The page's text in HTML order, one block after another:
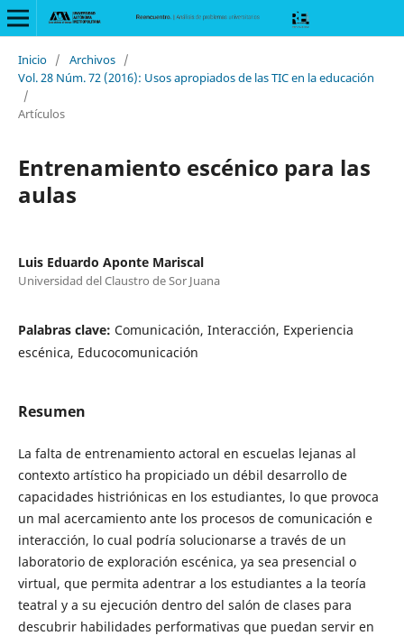
Inicio / Archivos /
Vol. 28 Núm. 72 (2016): Usos apropiados de las TIC en la educación
/
Artículos
Entrenamiento escénico para las
aulas
Luis Eduardo Aponte Mariscal
Universidad del Claustro de Sor Juana
Palabras clave: Comunicación, Interacción, Experiencia
escénica, Educocomunicación
Resumen
La falta de entrenamiento actoral en escuelas lejanas al
contexto artístico ha propiciado un débil desarrollo de
capacidades histriónicas en los estudiantes, lo que provoca
un mal acercamiento ante los procesos de comunicación e
interacción, lo cual podría solucionarse a través de un
laboratorio de exploración escénica, ya sea presencial o
virtual, que permita adentrar a los estudiantes a la teoría
teatral y a su ejecución dentro del salón de clases para
descubrir habilidades performativas que puedan servir en